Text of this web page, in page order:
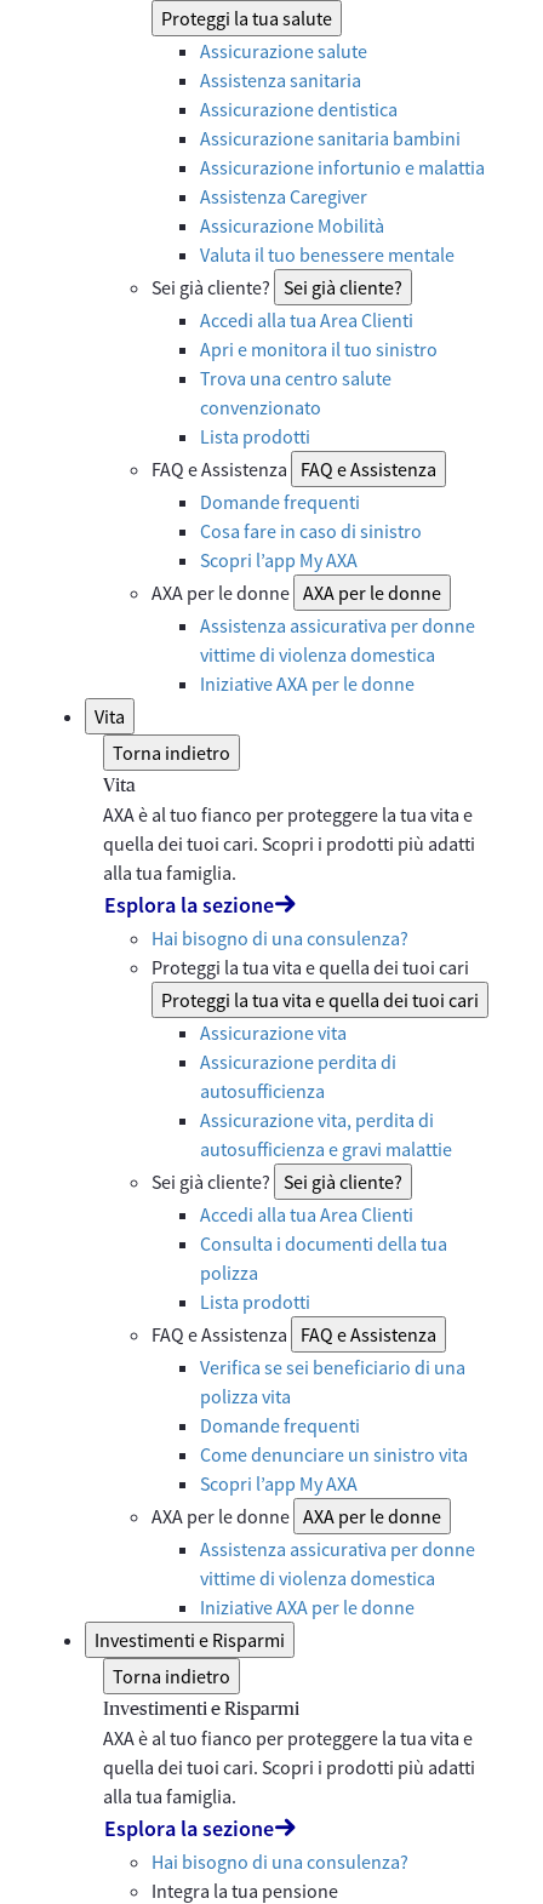
Proteggi la tua salute
Assicurazione salute
Assistenza sanitaria
Assicurazione dentistica
Assicurazione sanitaria bambini
Assicurazione infortunio e malattia
Assistenza Caregiver
Assicurazione Mobilità
Valuta il tuo benessere mentale
Sei già cliente? Sei già cliente?
Accedi alla tua Area Clienti
Apri e monitora il tuo sinistro
Trova una centro salute
convenzionato
Lista prodotti
FAQ e Assistenza
FAQ e Assistenza
Domande frequenti
Cosa fare in caso di sinistro
Scopri l’app My AXA
AXA per le donne AXA per le donne
Assistenza assicurativa per donne
vittime di violenza domestica
Iniziative AXA per le donne
Vita
Torna indietro
Vita
AXA è al tuo fianco per proteggere la tua vita e
quella dei tuoi cari. Scopri i prodotti più adatti
alla tua famiglia.
Esplora la sezione
Hai bisogno di una consulenza?
Proteggi la tua vita e quella dei tuoi cari
Proteggi la tua vita e quella dei tuoi cari
Assicurazione vita
Assicurazione perdita di
autosufficienza
Assicurazione vita, perdita di
autosufficienza e gravi malattie
Sei già cliente? Sei già cliente?
Accedi alla tua Area Clienti
Consulta i documenti della tua
polizza
Lista prodotti
FAQ e Assistenza
FAQ e Assistenza
Verifica se sei beneficiario di una
polizza vita
Domande frequenti
Come denunciare un sinistro vita
Scopri l’app My AXA
AXA per le donne AXA per le donne
Assistenza assicurativa per donne
vittime di violenza domestica
Iniziative AXA per le donne
Investimenti e Risparmi
Torna indietro
Investimenti e Risparmi
AXA è al tuo fianco per proteggere la tua vita e
quella dei tuoi cari. Scopri i prodotti più adatti
alla tua famiglia.
Esplora la sezione
Hai bisogno di una consulenza?
Integra la tua pensione